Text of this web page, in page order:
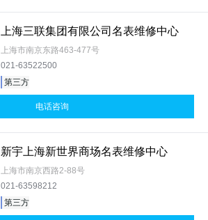
上海三联集团有限公司名表维修中心
上海市南京东路463-477号
021-63522500
第三方
电话咨询
新宇上海新世界商场名表维修中心
上海市南京西路2-88号
021-63598212
第三方